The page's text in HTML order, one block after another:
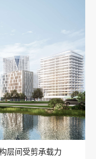
层间受剪承载力